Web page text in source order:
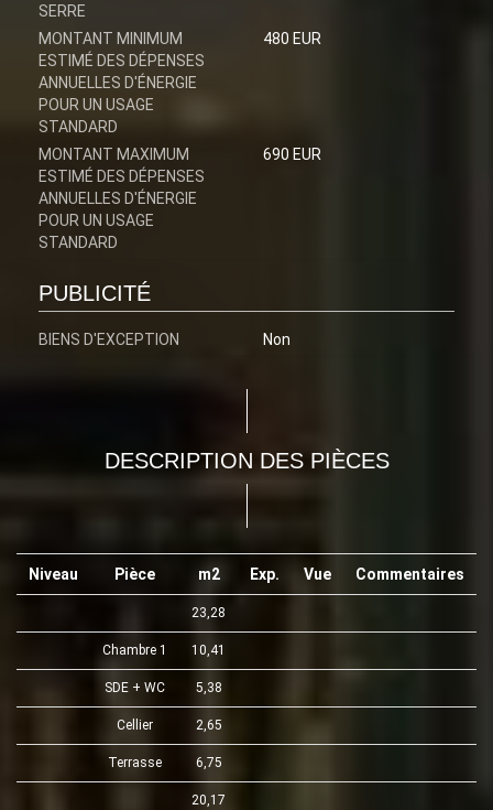
SERRE
MONTANT MINIMUM
ESTIMÉ DES DÉPENSES
ANNUELLES D'ÉNERGIE
POUR UN USAGE
STANDARD
480 EUR
MONTANT MAXIMUM
ESTIMÉ DES DÉPENSES
ANNUELLES D'ÉNERGIE
POUR UN USAGE
STANDARD
690 EUR
PUBLICITÉ
BIENS D'EXCEPTION Non
DESCRIPTION DES PIÈCES
Niveau Pièce m2 Exp. Vue Commentaires
23,28
Chambre 1 10,41
SDE + WC 5,38
Cellier 2,65
Terrasse 6,75
20,17